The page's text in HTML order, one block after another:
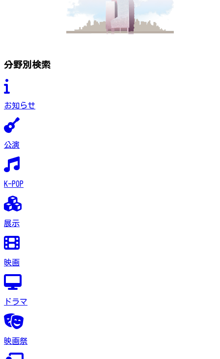
分野別検索
お知らせ
公演
K-POP
展示
映画
ドラマ
映画祭